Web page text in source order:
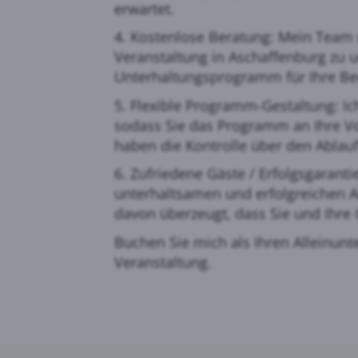
erwartet.
4. Kostenlose Beratung: Mein
Veranstaltung in Aschaffenburg zu
Unterhaltungsprogramm für Ihre
5. Flexible Programm-Gestaltung:
sodass Sie das Programm an Ihre
haben die Kontrolle über den
6. Zufriedene Gäste /
unterhaltsamen und erfolgreichen
davon überzeugt, dass Sie und
Buchen Sie mich als Ihren
Veranstaltung.